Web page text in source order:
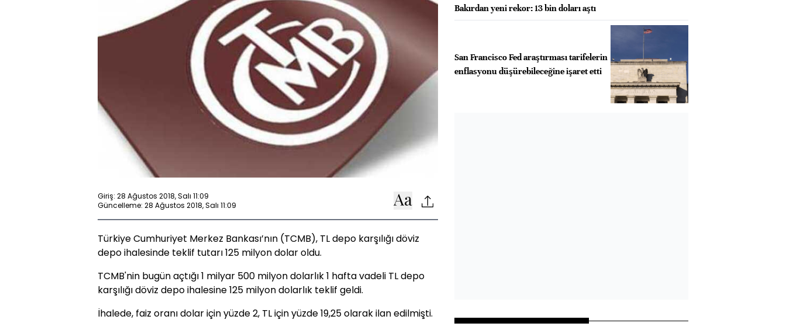
Giriş: 28 Ağustos 2018, Salı 11:09
Güncelleme: 28 Ağustos 2018, Salı 11:09
Türkiye Cumhuriyet Merkez Bankası’nın (TCMB), TL depo karşılığı döviz
depo ihalesinde teklif tutarı 125 milyon dolar oldu.
TCMB'nin bugün açtığı 1 milyar 500 milyon dolarlık 1 hafta vadeli TL depo
karşılığı döviz depo ihalesine 125 milyon dolarlık teklif geldi.
İhalede, faiz oranı dolar için yüzde 2, TL için yüzde 19,25 olarak ilan edilmişti.
Bakırdan yeni rekor: 13 bin doları aştı
San Francisco Fed araştırması tarifelerin
enflasyonu düşürebileceğine işaret etti